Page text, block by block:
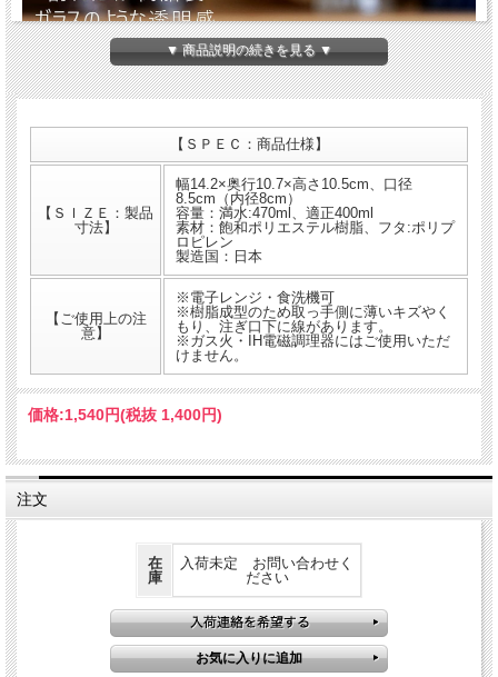
珈琲考具 割れにくいサーバー 400ml
ガラスのように透き通った樹脂製コーヒーサーバー。耐久性に優れる「トライタ
ン」を使用しており、軽量で落としても割れにくいのが特長です。電子レンジ・食
にくい形状ですのでストレスフリーです。
▼ 商品説明の続きを見る ▼
【ＳＰＥＣ：商品仕様】
【ＳＩＺＥ：製品
寸法】
幅14.2×奥行10.7×高さ10.5cm、口径
8.5cm（内径8cm）
容量：満水:470ml、適正400ml
素材：飽和ポリエステル樹脂、フタ:ポリプ
ロピレン
製造国：日本
【ご使用上の注
意】
※電子レンジ・食洗機可
※樹脂成型のため取っ手側に薄いキズやく
もり、注ぎ口下に線があります。
※ガス火・IH電磁調理器にはご使用いただ
けません。
価格:1,540円(税抜 1,400円)
注文
在
庫
入荷未定 お問い合わせく
ださい